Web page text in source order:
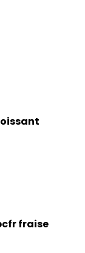
fraise